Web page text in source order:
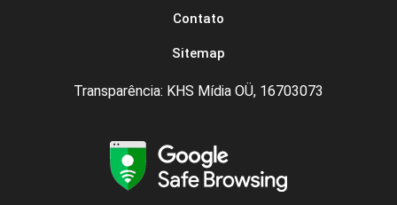
Contato
Sitemap
Transparência: KHS Mídia OÜ, 16703073